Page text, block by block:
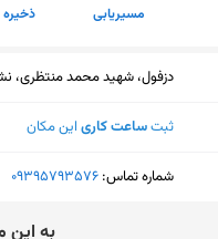
مسیریابی ذخیره
دزفول، شهید محمد منتظری،
ثبتساعت کاری این مکان
شماره تماس: ‎09395793576
ﺑﻪ اﯾﻦ